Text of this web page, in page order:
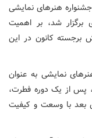
جشنواره هنرهای نمایشی
برگزار شد، بر اهمیت
برجسته کانون در این
نمایشی به عنوان
پس از یک دوره فطرت،
بعد با وسعت و کیفیت